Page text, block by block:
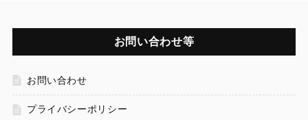
お問い合わせ等
お問い合わせ
プライバシーポリシー